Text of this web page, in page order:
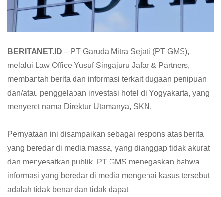
BERITANET.ID – PT Garuda Mitra Sejati (PT GMS),
melalui Law Office Yusuf Singajuru Jafar & Partners,
membantah berita dan informasi terkait dugaan penipuan
dan/atau penggelapan investasi hotel di Yogyakarta, yang
menyeret nama Direktur Utamanya, SKN.
Pernyataan ini disampaikan sebagai respons atas berita
yang beredar di media massa, yang dianggap tidak akurat
dan menyesatkan publik. PT GMS menegaskan bahwa
informasi yang beredar di media mengenai kasus tersebut
adalah tidak benar dan tidak dapat